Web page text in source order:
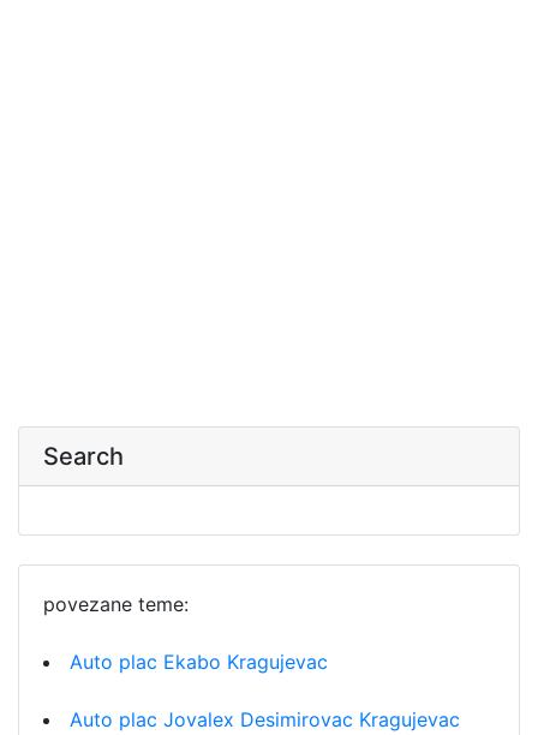
Search
povezane teme:
Auto plac Ekabo Kragujevac
Auto plac Jovalex Desimirovac Kragujevac